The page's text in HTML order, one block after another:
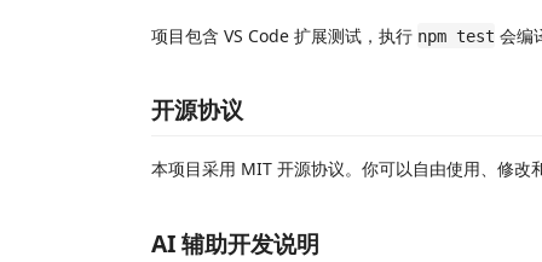
项目包含 VS Code 扩展测试，执行 npm test 会编
开源协议
本项目采用 MIT 开源协议。你可以自由使用、修
AI 辅助开发说明